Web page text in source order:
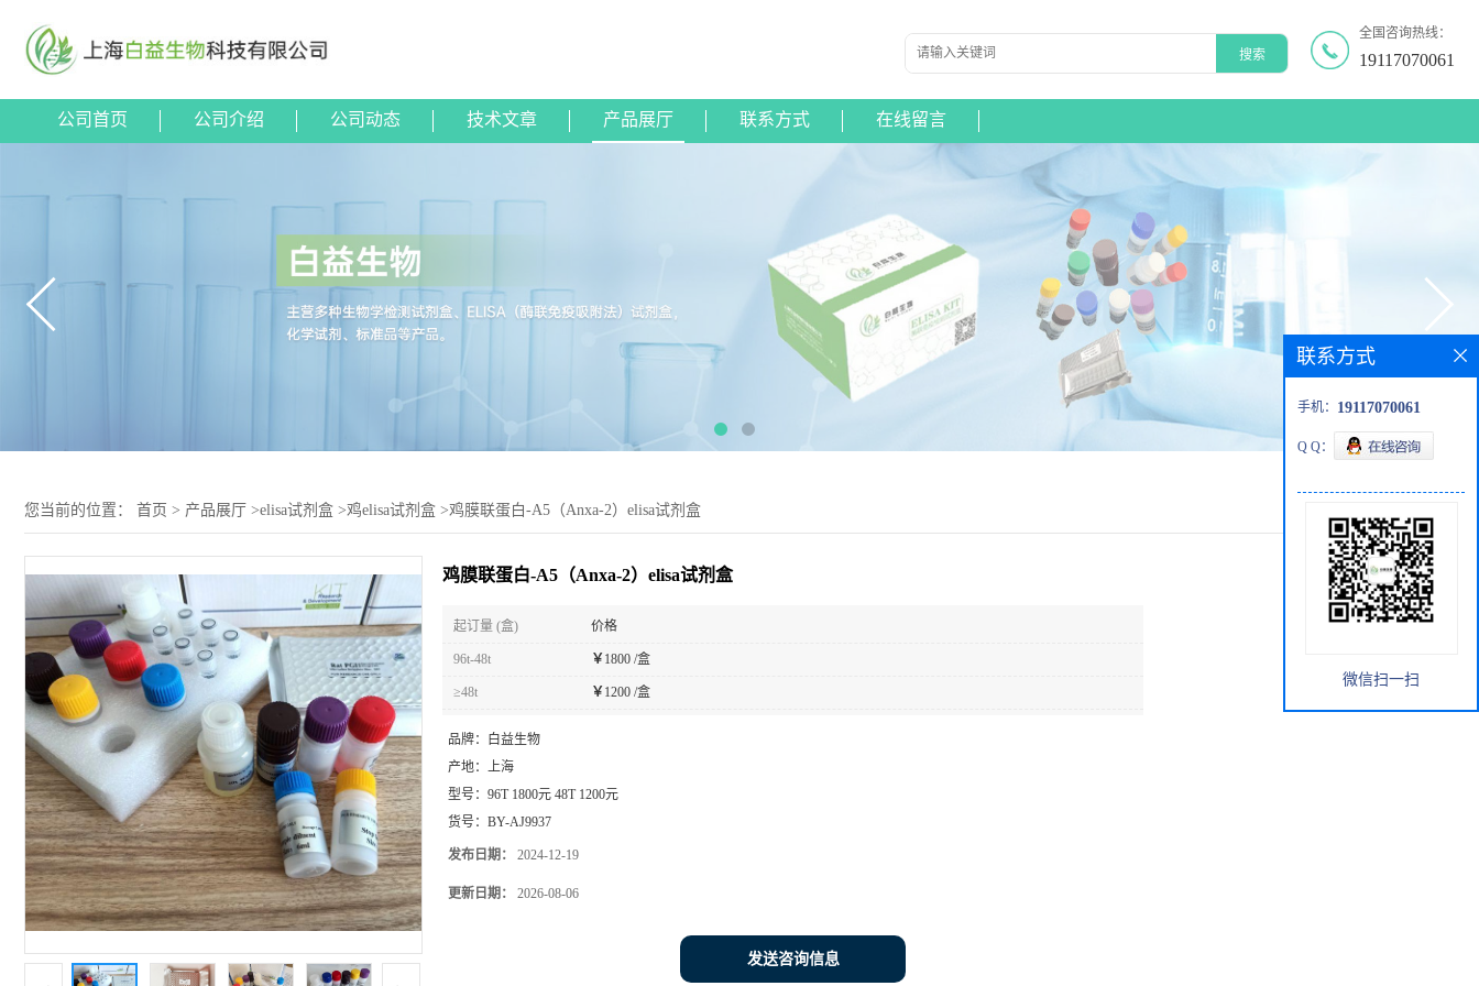
全国咨询热线：
19117070061
公司首页 公司介绍 公司动态 技术文章 产品展厅 联系方式 在线留言
您当前的位置： 首页 > 产品展厅 >elisa试剂盒 >鸡elisa试剂盒 >鸡膜联蛋白-A5（Anxa-2）elisa试剂盒
鸡膜联蛋白-A5（Anxa-2）elisa试剂盒
起订量 (盒) 价格
96t-48t ￥ 1800 /盒
≥48t ￥ 1200 /盒
品牌：
白益生物
产地： 上海
型号： 96T 1800元 48T 1200元
货号： BY-AJ9937
发布日期： 2024-12-19
更新日期： 2026-08-06
发送咨询信息
联系方式
手机： 19117070061
Q Q：
微信扫一扫